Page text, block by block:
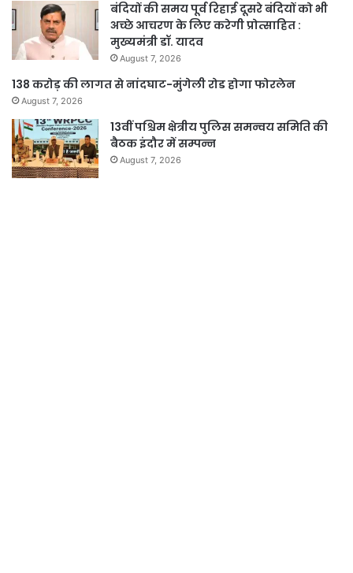
बंदियों की समय पूर्व रिहाई दूसरे बंदियों को भी
अच्छे आचरण के लिए करेगी प्रोत्साहित :
मुख्यमंत्री डॉ. यादव
August 7, 2026
138 करोड़ की लागत से नांदघाट-मुंगेली रोड होगा फोरलेन
August 7, 2026
13वीं पश्चिम क्षेत्रीय पुलिस समन्वय समिति की
बैठक इंदौर में सम्पन्न
August 7, 2026